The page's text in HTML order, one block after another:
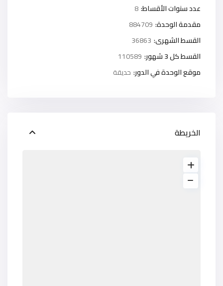
عدد سنوات الأقساط:8
مقدمة الوحدة: 884709
القسط الشهرى: 36863
القسط كل 3 شهور:
110589
موقع الوحدة في الدور: حديقة
الخريطة